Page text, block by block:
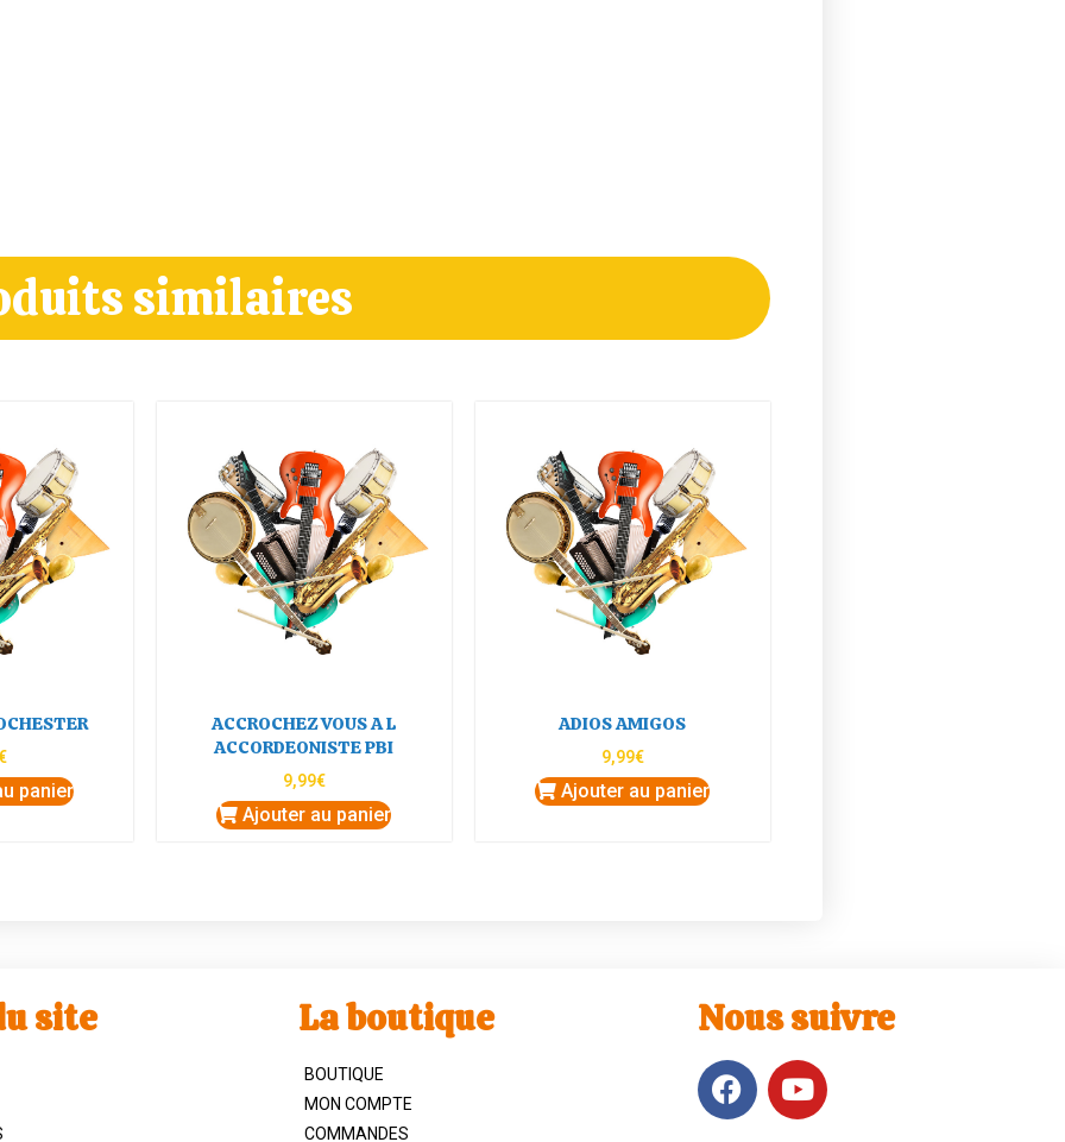
similaires
panier
ACCROCHEZ VOUS A L
ACCORDEONISTE PBI
9,99€
Ajouter au panier
ADIOS AMIGOS
9,99€
Ajouter au panier
site La boutique
BOUTIQUE
MON COMPTE
COMMANDES
Nous suivre